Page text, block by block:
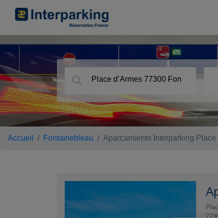
Accueil Fontainebleau Aparcamiento Interparking Place